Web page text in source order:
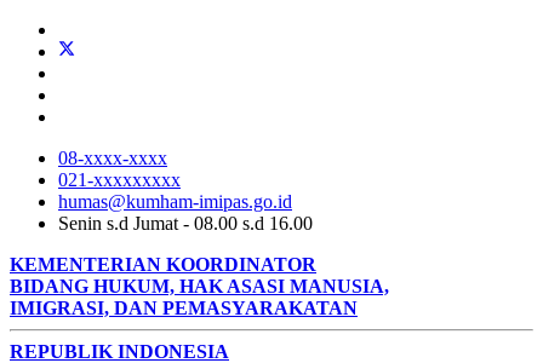
08-xxxx-xxxx
021-xxxxxxxxx
humas@kumham-imipas.go.id
Senin s.d Jumat - 08.00 s.d 16.00
KEMENTERIAN KOORDINATOR
BIDANG HUKUM, HAK ASASI MANUSIA,
IMIGRASI, DAN PEMASYARAKATAN
REPUBLIK INDONESIA